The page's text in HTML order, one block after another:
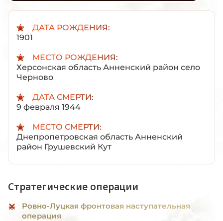
ДАТА РОЖДЕНИЯ:
1901
МЕСТО РОЖДЕНИЯ:
Херсонская область Анненский район село
Черново
ДАТА СМЕРТИ:
9 февраля 1944
МЕСТО СМЕРТИ:
Днепропетровская область Анненский
район Грушевский Кут
Стратегические операции
Ровно-Луцкая фронтовая наступательная
операция